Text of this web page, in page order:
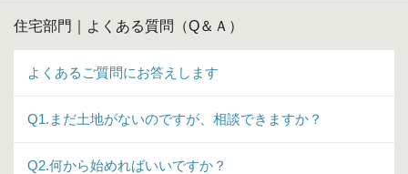
住宅部門｜よくある質問（Q＆Ａ）
よくあるご質問にお答えします
Q1.まだ土地がないのですが、相談できますか？
Q2.何から始めればいいですか？